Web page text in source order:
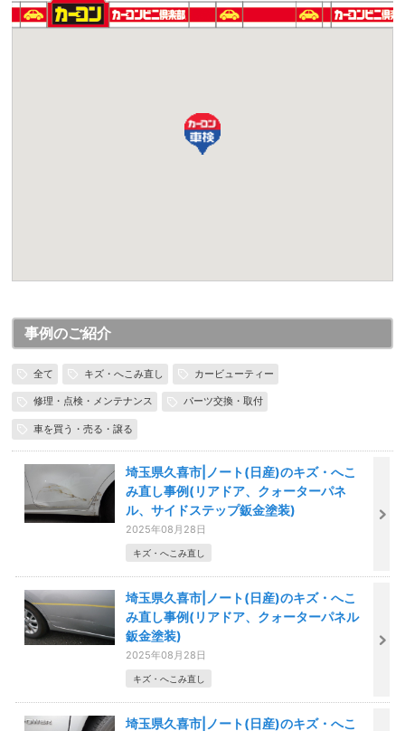
事例のご紹介
全て キズ・へこみ直し カービューティー
修理・点検・メンテナンス パーツ交換・取付
車を買う・売る・譲る
埼玉県久喜市|ノート(日産)のキズ・へこ
み直し事例(リアドア、クォーターパネ
ル、サイドステップ鈑金塗装)
2025年08月28日
キズ・へこみ直し
埼玉県久喜市|ノート(日産)のキズ・へこ
み直し事例(リアドア、クォーターパネル
鈑金塗装)
2025年08月28日
キズ・へこみ直し
埼玉県久喜市|ノート(日産)のキズ・へこ